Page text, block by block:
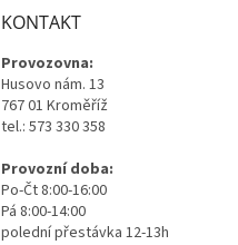
KONTAKT
Provozovna:
Husovo nám. 13
767 01 Kroměříž
tel.: 573 330 358
Provozní doba:
Po-Čt 8:00-16:00
Pá 8:00-14:00
polední přestávka 12-13h